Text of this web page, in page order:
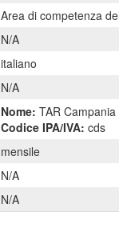
Area di competenza
N/A
italiano
N/A
Nome: TAR
Codice IPA/IVA: cds
mensile
N/A
N/A